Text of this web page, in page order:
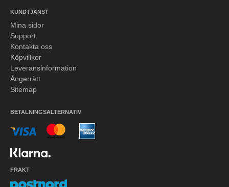
KUNDTJÄNST
Mina sidor
Support
Kontakta oss
Köpvillkor
Leveransinformation
Ångerrätt
Sitemap
BETALNINGSALTERNATIV
FRAKT